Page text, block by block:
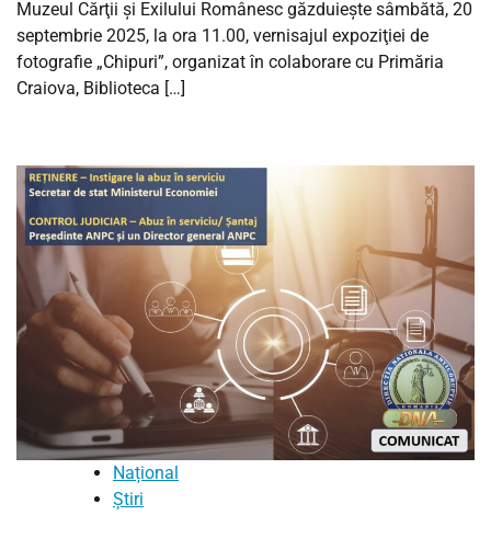
Muzeul Cărţii şi Exilului Românesc găzduieşte sâmbătă, 20
septembrie 2025, la ora 11.00, vernisajul expoziţiei de
fotografie „Chipuri”, organizat în colaborare cu Primăria
Craiova, Biblioteca […]
Național
Știri